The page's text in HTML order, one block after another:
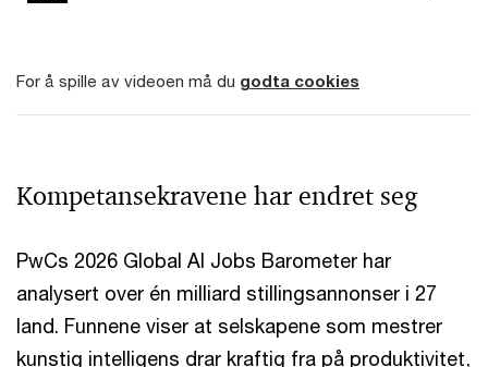
For å spille av videoen må du godta cookies
Kompetansekravene har endret seg
PwCs 2026 Global AI Jobs Barometer har
analysert over én milliard stillingsannonser i 27
land. Funnene viser at selskapene som mestrer
kunstig intelligens drar kraftig fra på produktivitet,